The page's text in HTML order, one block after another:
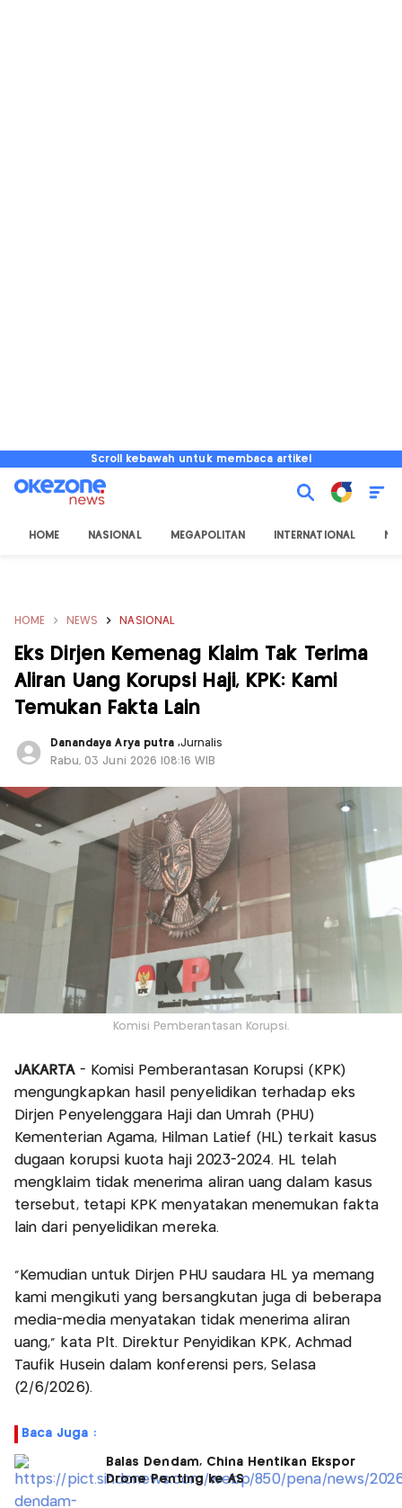
Scroll kebawah untuk membaca artikel
HOME NASIONAL MEGAPOLITAN INTERNATIONAL
HOME NEWS NASIONAL
Eks Dirjen Kemenag Klaim Tak Terima
Aliran Uang Korupsi Haji, KPK: Kami
Temukan Fakta Lain
Danandaya Arya putra,Jurnalis
Rabu, 03 Juni 2026 |08:16 WIB
Komisi Pemberantasan Korupsi.
JAKARTA - Komisi Pemberantasan Korupsi (KPK)
mengungkapkan hasil penyelidikan terhadap eks
Dirjen Penyelenggara Haji dan Umrah (PHU)
Kementerian Agama, Hilman Latief (HL) terkait kasus
dugaan korupsi kuota haji 2023-2024. HL telah
mengklaim tidak menerima aliran uang dalam kasus
tersebut, tetapi KPK menyatakan menemukan fakta
lain dari penyelidikan mereka.
"Kemudian untuk Dirjen PHU saudara HL ya memang
kami mengikuti yang bersangkutan juga di beberapa
media-media menyatakan tidak menerima aliran
uang," kata Plt. Direktur Penyidikan KPK, Achmad
Taufik Husein dalam konferensi pers, Selasa
(2/6/2026).
Baca Juga :
Balas Dendam, China Hentikan Ekspor
Drone Penting ke AS